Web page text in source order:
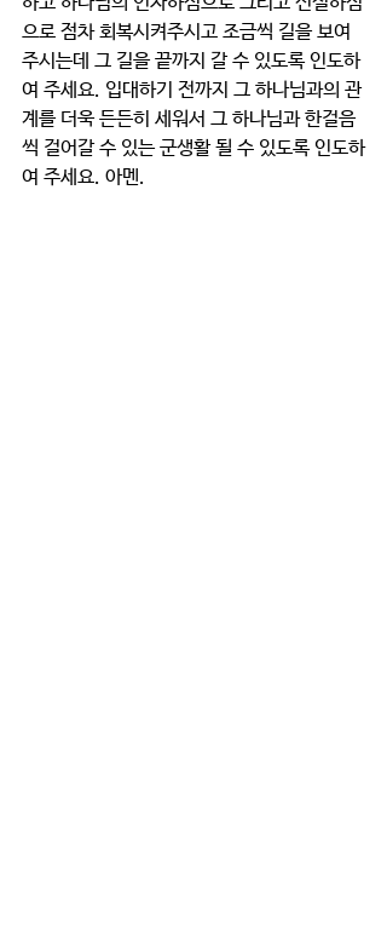
으로 점차 회복시켜주시고 조금씩 길을 보여
주시는데 그 길을 끝까지 갈 수 있도록 인도하
여 주세요. 입대하기 전까지 그 하나님과의 관
계를 더욱 든든히 세워서 그 하나님과 한걸음
씩 걸어갈 수 있는 군생활 될 수 있도록 인도하
여 주세요. 아멘.